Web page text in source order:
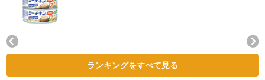
ランキングをすべて見る